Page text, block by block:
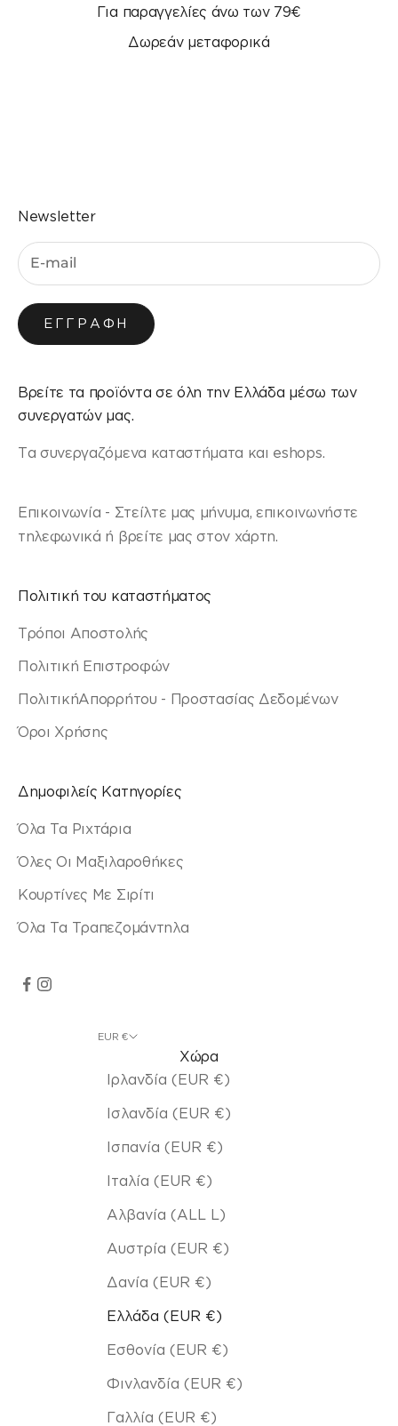
Για παραγγελίες άνω των 79€
Δωρεάν μεταφορικά
Newsletter
ΕΓΓΡΑΦΉ
Βρείτε τα προϊόντα σε όλη την Ελλάδα μέσω των
συνεργατών μας.
Τα συνεργαζόμενα καταστήματα και eshops.
Επικοινωνία - Στείλτε μας μήνυμα, επικοινωνήστε
τηλεφωνικά ή βρείτε μας στον χάρτη.
Πολιτική του καταστήματος
Τρόποι Αποστολής
Πολιτική Επιστροφών
ΠολιτικήΑπορρήτου - Προστασίας Δεδομένων
Όροι Χρήσης
Δημοφιλείς Κατηγορίες
Όλα Τα Ριχτάρια
Όλες Οι Μαξιλαροθήκες
Κουρτίνες Με Σιρίτι
Όλα Τα Τραπεζομάντηλα
EUR €
Χώρα
Ιρλανδία (EUR €)
Ισλανδία (EUR €)
Ισπανία (EUR €)
Ιταλία (EUR €)
Αλβανία (ALL L)
Αυστρία (EUR €)
Δανία (EUR €)
Ελλάδα (EUR €)
Εσθονία (EUR €)
Φινλανδία (EUR €)
Γαλλία (EUR €)